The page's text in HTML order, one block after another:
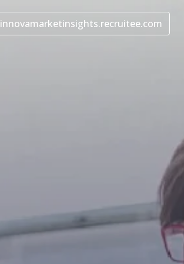
innovamarketinsights.recruitee.com